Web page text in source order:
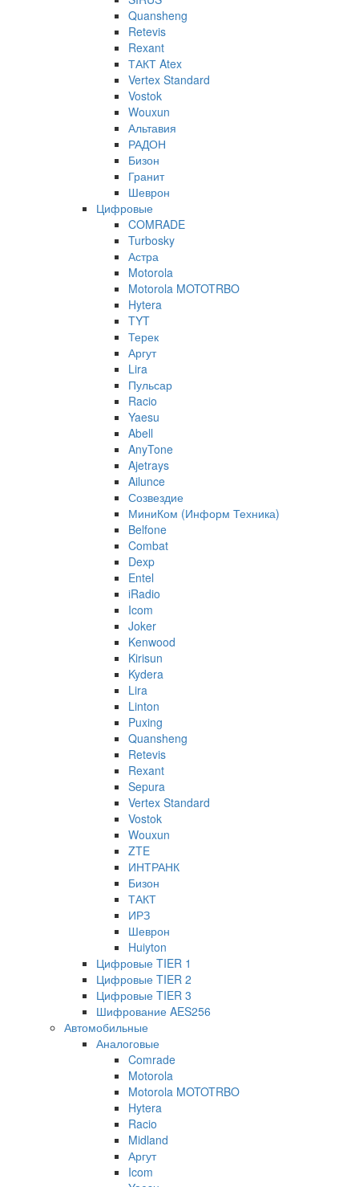
Quansheng
Retevis
Rexant
ТАКТ Atex
Vertex Standard
Vostok
Wouxun
Альтавия
РАДОН
Бизон
Гранит
Шеврон
Цифровые
COMRADE
Turbosky
Астра
Motorola
Motorola MOTOTRBO
Hytera
TYT
Терек
Аргут
Lira
Пульсар
Racio
Yaesu
Abell
AnyTone
Ajetrays
Ailunce
Созвездие
МиниКом (Информ Техника)
Belfone
Combat
Dexp
Entel
iRadio
Icom
Joker
Kenwood
Kirisun
Kydera
Lira
Linton
Puxing
Quansheng
Retevis
Rexant
Sepura
Vertex Standard
Vostok
Wouxun
ZTE
ИНТРАНК
Бизон
ТАКТ
ИРЗ
Шеврон
Huiyton
Цифровые TIER 1
Цифровые TIER 2
Цифровые TIER 3
Шифрование AES256
Автомобильные
Аналоговые
Comrade
Motorola
Motorola MOTOTRBO
Hytera
Racio
Midland
Аргут
Icom